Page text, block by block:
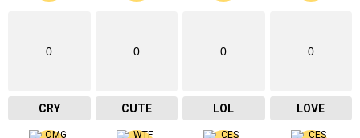
0
CRY
0
CUTE
0
LOL
0
LOVE